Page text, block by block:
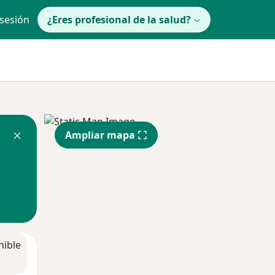
¿Eres profesional de la salud?
Ampliar mapa